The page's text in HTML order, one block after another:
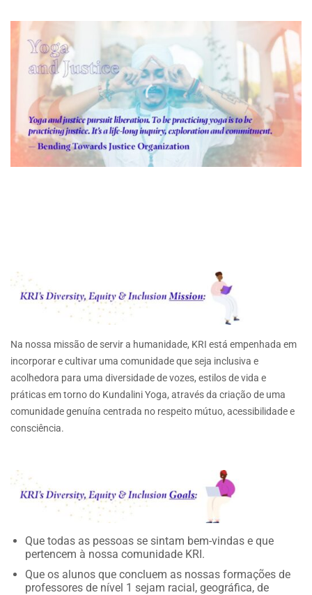
Na nossa missão de servir a humanidade, KRI está empenhada em
incorporar e cultivar uma comunidade que seja inclusiva e
acolhedora para uma diversidade de vozes, estilos de vida e
práticas em torno do Kundalini Yoga, através da criação de uma
comunidade genuína centrada no respeito mútuo, acessibilidade e
consciência.
Que todas as pessoas se sintam bem-vindas e que
pertencem à nossa comunidade KRI.
Que os alunos que concluem as nossas formações de
professores de nível 1 sejam racial, geográfica, de